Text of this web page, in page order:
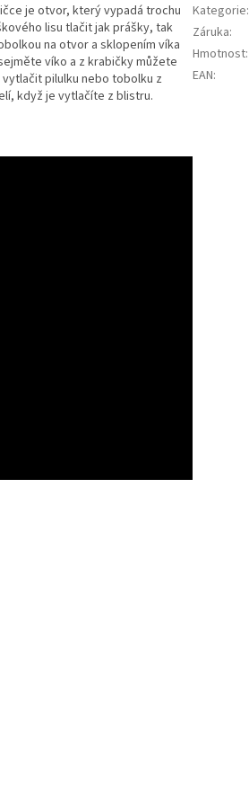
je otvor, který vypadá trochu
lisu tlačit jak prášky, tak
na otvor a sklopením víka
víko a z krabičky můžete
pilulku nebo tobolku z
když je vytlačíte z blistru.
Kategorie:
Záruka:
Hmotnost:
EAN: